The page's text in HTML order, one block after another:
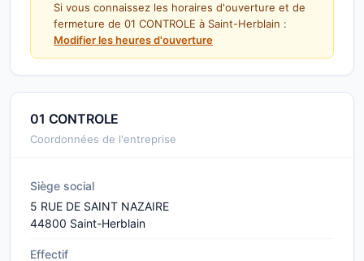
Si vous connaissez les horaires d'ouverture et de
fermeture de 01 CONTROLE à Saint-Herblain :
Modifier les heures d'ouverture
01 CONTROLE
Coordonnées de l'entreprise
Siège social
5 RUE DE SAINT NAZAIRE
44800 Saint-Herblain
Effectif